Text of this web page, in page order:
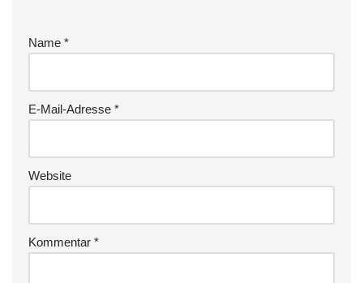
Name *
E-Mail-Adresse *
Website
Kommentar *